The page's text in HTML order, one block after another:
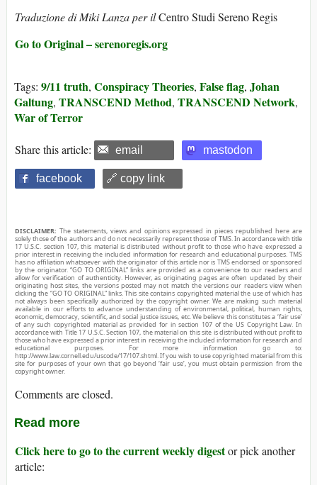
Traduzione di Miki Lanza per ilCentro Studi Sereno Regis
Go to Original – serenoregis.org
Tags: 9/11 truth, Conspiracy Theories, False flag, Johan
Galtung, TRANSCEND Method, TRANSCEND Network,
War of Terror
Share this article: email mastodon
facebook 🔗 copy link
DISCLAIMER: The statements, views and opinions expressed in pieces republished here are
solely those of the authors and do not necessarily represent those of TMS. In accordance with title
17 U.S.C. section 107, this material is distributed without profit to those who have expressed a
prior interest in receiving the included information for research and educational purposes. TMS
has no affiliation whatsoever with the originator of this article nor is TMS endorsed or sponsored
by the originator. “GO TO ORIGINAL” links are provided as a convenience to our readers and
allow for verification of authenticity. However, as originating pages are often updated by their
originating host sites, the versions posted may not match the versions our readers view when
clicking the “GO TO ORIGINAL” links. This site contains copyrighted material the use of which has
not always been specifically authorized by the copyright owner. We are making such material
available in our efforts to advance understanding of environmental, political, human rights,
economic, democracy, scientific, and social justice issues, etc. We believe this constitutes a ‘fair use’
of any such copyrighted material as provided for in section 107 of the US Copyright Law. In
accordance with Title 17 U.S.C. Section 107, the material on this site is distributed without profit to
those who have expressed a prior interest in receiving the included information for research and
educational purposes. For more information go to:
http://www.law.cornell.edu/uscode/17/107.shtml. If you wish to use copyrighted material from this
site for purposes of your own that go beyond ‘fair use’, you must obtain permission from the
copyright owner.
Comments are closed.
Read more
Click here to go to the current weekly digestor pick another
article: